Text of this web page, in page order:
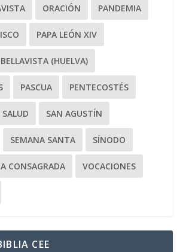
ORACIÓN PANDEMIA
PAPA LEÓN XIV
(HUELVA)
PASCUA PENTECOSTÉS
SALUD SAN AGUSTÍN
SEMANA SANTA SÍNODO
CONSAGRADA VOCACIONES
CEE